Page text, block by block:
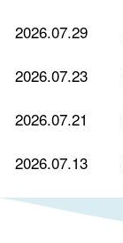
2026.07.29
2026.07.23
2026.07.21
2026.07.13